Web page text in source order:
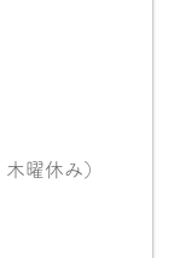
曜休み）